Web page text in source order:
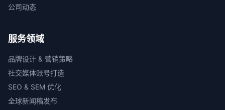
公司动态
服务领域
品牌设计 & 营销策略
社交媒体账号打造
SEO & SEM 优化
全球新闻稿发布